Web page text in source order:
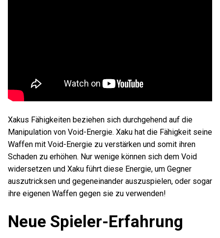
Xakus Fähigkeiten beziehen sich durchgehend auf die
Manipulation von Void-Energie. Xaku hat die Fähigkeit seine
Waffen mit Void-Energie zu verstärken und somit ihren
Schaden zu erhöhen. Nur wenige können sich dem Void
widersetzen und Xaku führt diese Energie, um Gegner
auszutricksen und gegeneinander auszuspielen, oder sogar
ihre eigenen Waffen gegen sie zu verwenden!
Neue Spieler-Erfahrung